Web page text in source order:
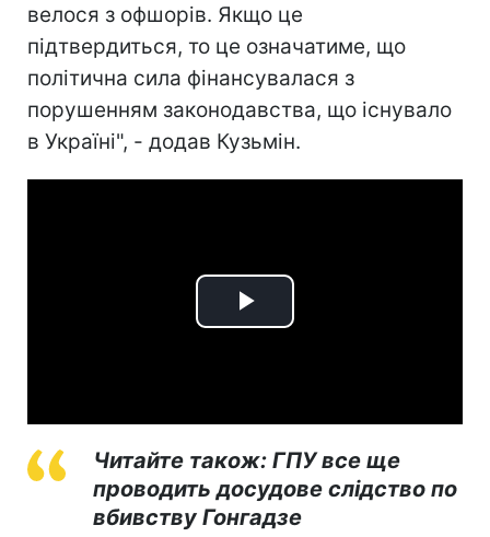
велося з офшорів. Якщо це
підтвердиться, то це означатиме, що
політична сила фінансувалася з
порушенням законодавства, що існувало
в Україні", - додав Кузьмін.
Play
Читайте також: ГПУ все ще
проводить досудове слідство по
вбивству Гонгадзе